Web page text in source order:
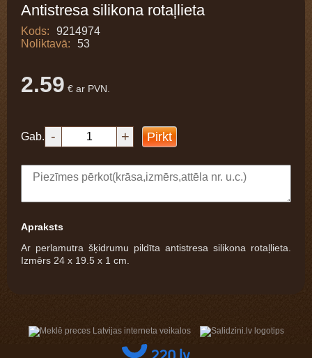
Antistresa silikona rotaļlieta
Kods:
9214974
Noliktavā:
53
2.59 € ar PVN.
Gab. - + Pirkt
Apraksts
Ar perlamutra šķidrumu pildīta antistresa silikona rotaļlieta.
Izmērs 24 x 19.5 x 1 cm.